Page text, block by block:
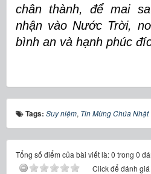
chân thành, để mai
nhận vào Nước Trời,
bình an và hạnh phúc
Tags: Suy niệm, Tin Mừng Chúa Nhật
Tổng số điểm của bài viết là: 0 trong 0
Click để đánh